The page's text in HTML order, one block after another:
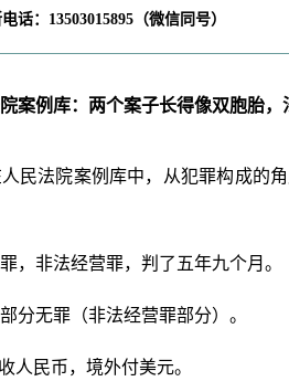
话：13503015895（微信同号）
案例库：两个案子长得像双胞胎
民法院案例库中，从犯罪构成的
，非法经营罪，判了五年九个月。
分无罪（非法经营罪部分）。
人民币，境外付美元。